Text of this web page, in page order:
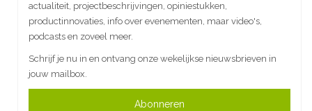
actualiteit, projectbeschrijvingen, opiniestukken,
productinnovaties, info over evenementen, maar video's,
podcasts en zoveel meer.
Schrijf je nu in en ontvang onze wekelijkse nieuwsbrieven in
jouw mailbox.
Abonneren